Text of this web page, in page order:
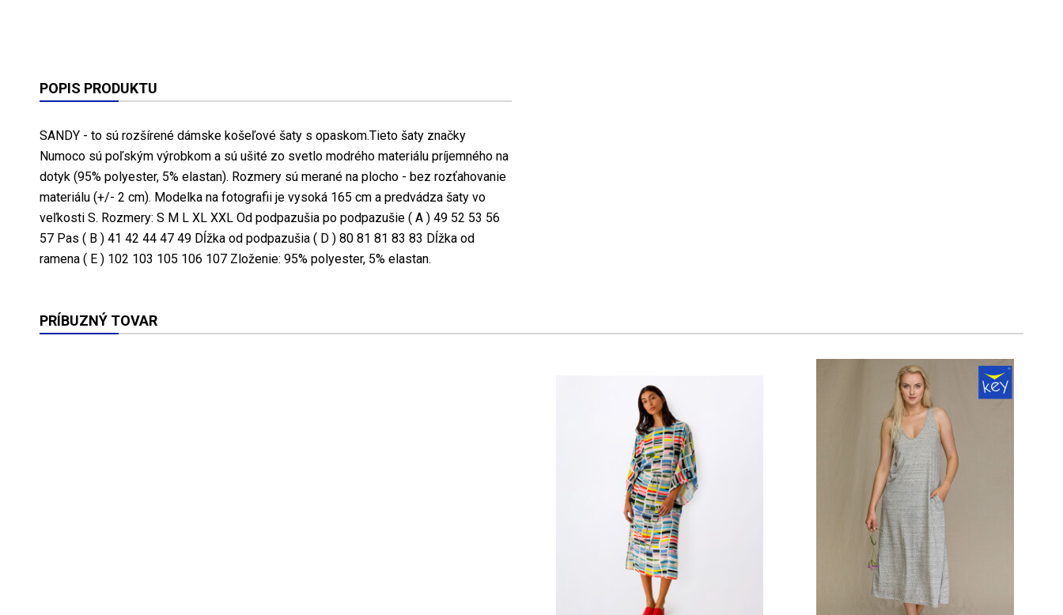
POPIS PRODUKTU
SANDY - to sú rozšírené dámske košeľové šaty s opaskom.Tieto šaty značky
Numoco sú poľským výrobkom a sú ušité zo svetlo modrého materiálu príjemného na
dotyk (95% polyester, 5% elastan). Rozmery sú merané na plocho - bez rozťahovanie
materiálu (+/- 2 cm). Modelka na fotografii je vysoká 165 cm a predvádza šaty vo
veľkosti S. Rozmery: S M L XL XXL Od podpazušia po podpazušie ( A ) 49 52 53 56
57 Pas ( B ) 41 42 44 47 49 Dĺžka od podpazušia ( D ) 80 81 81 83 83 Dĺžka od
ramena ( E ) 102 103 105 106 107 Zloženie: 95% polyester, 5% elastan.
PRÍBUZNÝ TOVAR